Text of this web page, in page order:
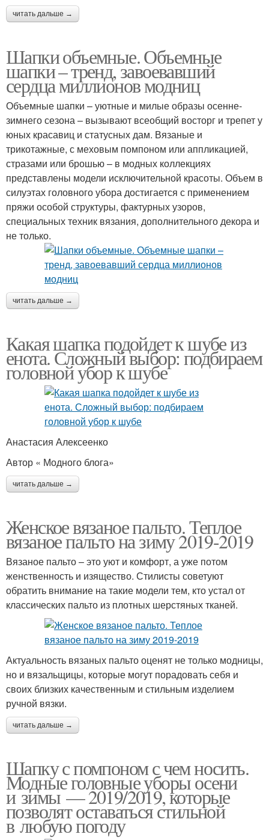
читать дальше →
Шапки объемные. Объемные
шапки – тренд, завоевавший
сердца миллионов модниц
Объемные шапки – уютные и милые образы осенне-
зимнего сезона – вызывают всеобщий восторг и трепет у
юных красавиц и статусных дам. Вязаные и
трикотажные, с меховым помпоном или аппликацией,
стразами или брошью – в модных коллекциях
представлены модели исключительной красоты. Объем в
силуэтах головного убора достигается с применением
пряжи особой структуры, фактурных узоров,
специальных техник вязания, дополнительного декора и
не только.
читать дальше →
Какая шапка подойдет к шубе из
енота. Сложный выбор: подбираем
головной убор к шубе
Анастасия Алексеенко
Автор « Модного блога»
читать дальше →
Женское вязаное пальто. Теплое
вязаное пальто на зиму 2019-2019
Вязаное пальто – это уют и комфорт, а уже потом
женственность и изящество. Стилисты советуют
обратить внимание на такие модели тем, кто устал от
классических пальто из плотных шерстяных тканей.
Актуальность вязаных пальто оценят не только модницы,
но и вязальщицы, которые могут порадовать себя и
своих близких качественным и стильным изделием
ручной вязки.
читать дальше →
Шапку с помпоном с чем носить.
Модные головные уборы осени
и зимы — 2019/2019, которые
позволят оставаться стильной
в любую погоду